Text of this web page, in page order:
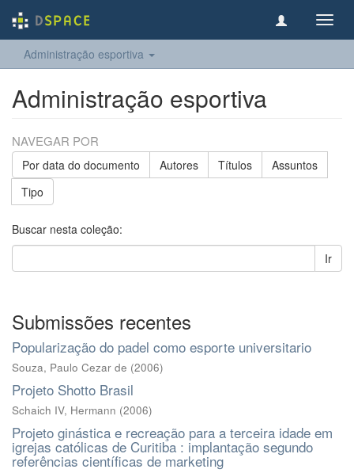
Administração esportiva
Administração esportiva
NAVEGAR POR
Por data do documento Autores Títulos
Assuntos
Tipo
Buscar nesta coleção:
Ir
Submissões recentes
Popularização do padel como esporte universitario
Souza, Paulo Cezar de (2006)
Projeto Shotto Brasil
Schaich IV, Hermann (2006)
Projeto ginástica e recreação para a terceira idade em
igrejas católicas de Curitiba : implantação segundo
referências científicas de marketing